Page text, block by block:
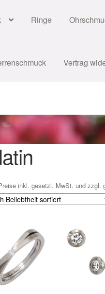
Ringe
Vertrag
für Weihnachten
für Weihnachten
Schmuck online
KasseLiefer- und
und Festliches zu
inkl. gesetzl. MwSt. und zzgl.